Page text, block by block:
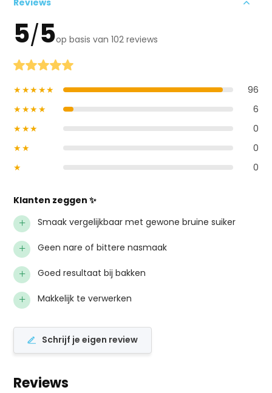
5/5op basis van 102 reviews
★★★★★
96
★★★★
6
★★★
0
★★
0
★
0
Klanten zeggen ✨
+
Smaak vergelijkbaar met gewone bruine suiker
+ Geen nare of bittere nasmaak
+ Goed resultaat bij bakken
+ Makkelijk te verwerken
Schrijf je eigen review
Reviews